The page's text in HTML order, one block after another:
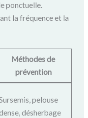
ponctuelle.
la fréquence et la
Méthodes de
prévention
pelouse
désherbage